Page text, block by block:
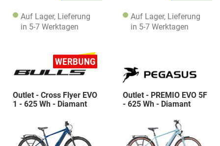
Auf Lager, Lieferung
in 5-7 Werktagen
Auf Lager, Lieferung
in 5-7 Werktagen
Outlet - Cross Flyer EVO
1 - 625 Wh - Diamant
Outlet - PREMIO EVO 5F
- 625 Wh - Diamant